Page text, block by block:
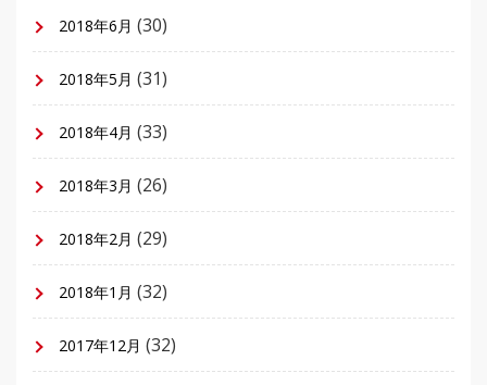
2018年6月 (30)
2018年5月 (31)
2018年4月 (33)
2018年3月 (26)
2018年2月 (29)
2018年1月 (32)
2017年12月 (32)